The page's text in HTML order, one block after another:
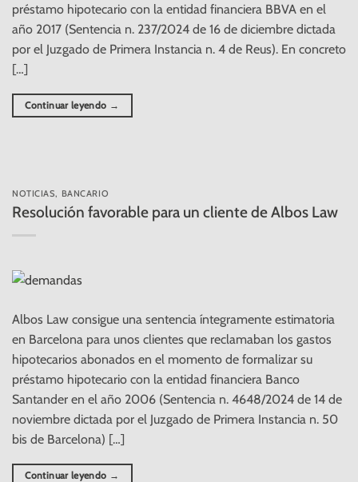
préstamo hipotecario con la entidad financiera BBVA en el
año 2017 (Sentencia n. 237/2024 de 16 de diciembre dictada
por el Juzgado de Primera Instancia n. 4 de Reus). En concreto
[…]
Continuar leyendo →
NOTICIAS, BANCARIO
Resolución favorable para un cliente de Albos Law
Albos Law consigue una sentencia íntegramente estimatoria
en Barcelona para unos clientes que reclamaban los gastos
hipotecarios abonados en el momento de formalizar su
préstamo hipotecario con la entidad financiera Banco
Santander en el año 2006 (Sentencia n. 4648/2024 de 14 de
noviembre dictada por el Juzgado de Primera Instancia n. 50
bis de Barcelona) […]
Continuar leyendo →